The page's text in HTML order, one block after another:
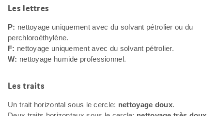
Les lettres
P: nettoyage uniquement avec du solvant pétrolier ou du
perchloroéthylène.
F: nettoyage uniquement avec du solvant pétrolier.
W: nettoyage humide professionnel.
Les traits
Un trait horizontal sous le cercle: nettoyage doux.